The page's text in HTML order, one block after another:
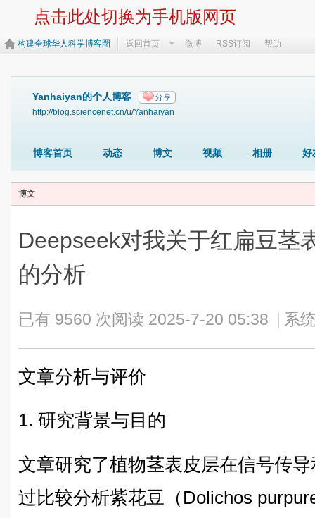
点击此处切换为手机版网页
构建全球华人科学博客圈 返回首页 微博 RSS订阅 帮助
Yanhaiyan的个人博客 分享
http://blog.sciencenet.cn/u/Yanhaiyan
博客首页 动态 博文 视频 相册 好
博文
Deepseek对我关于红扁豆茎
的分析
已有 9560 次阅读 2025-7-20 05:38 系
文章分析与评价
1. 研究背景与目的
文章研究了植物茎表皮层在信号传
过比较分析紫花豆（Dolichos